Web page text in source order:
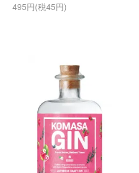
495円(税45円)